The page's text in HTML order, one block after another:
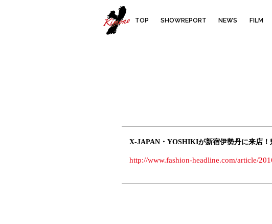
YOSHIKIMONO
TOP SHOWREPORT NEWS FILM
X-JAPAN・YOSHIKIが新宿伊勢丹に来店！
http://www.fashion-headline.com/article/